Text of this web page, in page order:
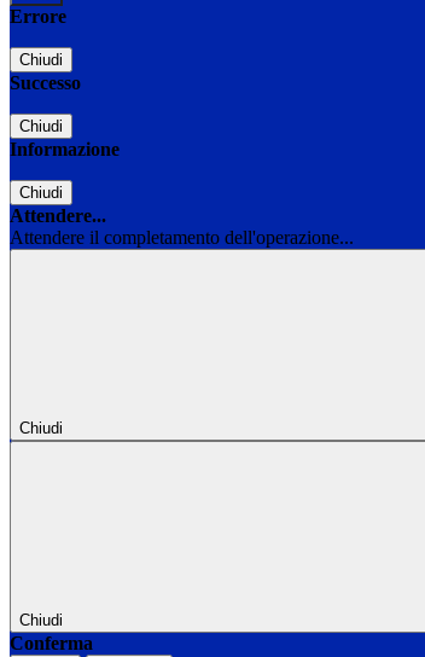
Errore
Chiudi
Successo
Chiudi
Informazione
Chiudi
Attendere...
Attendere il completamento dell'operazione...
Chiudi
Chiudi
Conferma